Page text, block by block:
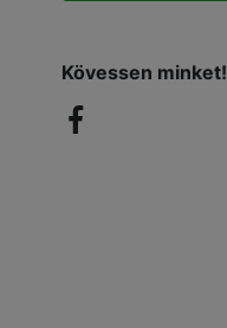
Kövessen minket!